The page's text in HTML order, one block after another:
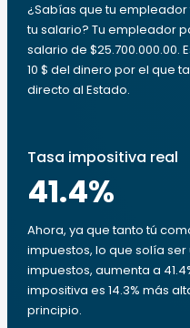
¿Sabías que tu
tu salario? Tu empleador
salario de $25.700.000.00.
10 $ del dinero por el que
directo al Estado.
Tasa impositiva real
41.4%
Ahora, ya que tanto tú
impuestos, lo que solía ser
impuestos, aumenta a
impositiva es 14.3% más
principio.